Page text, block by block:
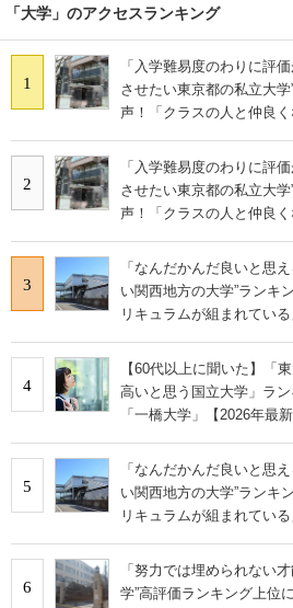
「大学」のアクセスランキング
1
「入学難易度のわりに評
させたい東京都の私立大
声！「クラスの人と仲良
2
「入学難易度のわりに評
させたい東京都の私立大
声！「クラスの人と仲良
3
「なんだかんだ良いと思
い関西地方の大学”ラン
リキュラムが組まれてい
4
【60代以上に聞いた】「
高いと思う国立大学」ラ
「一橋大学」【2026年最
5
「なんだかんだ良いと思
い関西地方の大学”ラン
リキュラムが組まれてい
6
「努力では埋められない
学”高評価ランキング上位